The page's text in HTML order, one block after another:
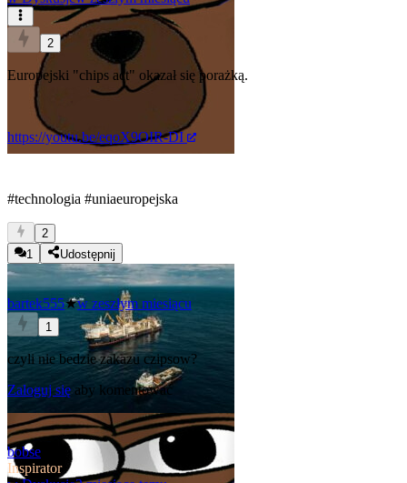
2
Europejski "chips act" okazał się porażką.
https://youtu.be/eqoX9OIR-DI
#technologia #uniaeuropejska
2
1
Udostępnij
bartek555★w zeszłym miesiącu
1
czyli nie bedzie zakazu czipsow?
Zaloguj się aby komentować
bobse
Inspirator